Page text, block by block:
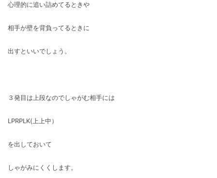
心理的に追い詰めてるときや
相手が壁を背負ってるときに
出すといいでしょう。
３発目は上段なのでしゃがむ相手には
LPRPLK(上上中）
を出しておいて
しゃがみにくくします。